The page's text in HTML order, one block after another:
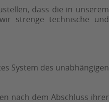
dass die in unserem
strenge technische und
System des unabhängigen
nach dem Abschluss ihrer